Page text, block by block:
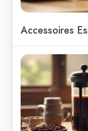
Accessoires